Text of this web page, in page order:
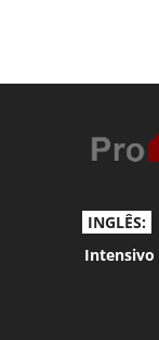
INGLÊS:
Intensivo